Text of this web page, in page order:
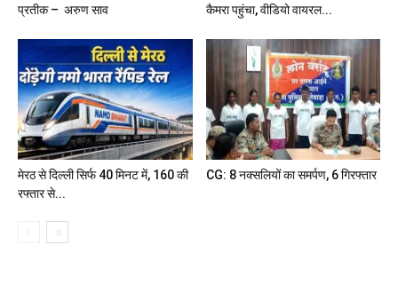
प्रतीक – अरुण साव
कैमरा पहुंचा, वीडियो वायरल...
मेरठ से दिल्ली सिर्फ 40 मिनट में, 160 की
रफ्तार से...
CG: 8 नक्सलियों का समर्पण, 6 गिरफ्तार